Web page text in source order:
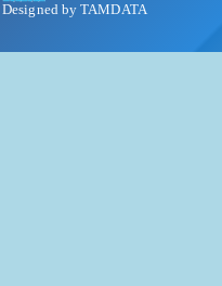
Designed by TAMDATA